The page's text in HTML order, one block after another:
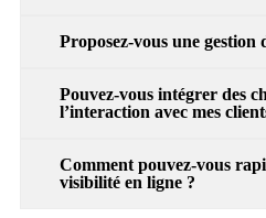
Proposez-vous une gestion
Pouvez-vous intégrer des
l’interaction avec mes
Comment pouvez-vous
visibilité en ligne ?